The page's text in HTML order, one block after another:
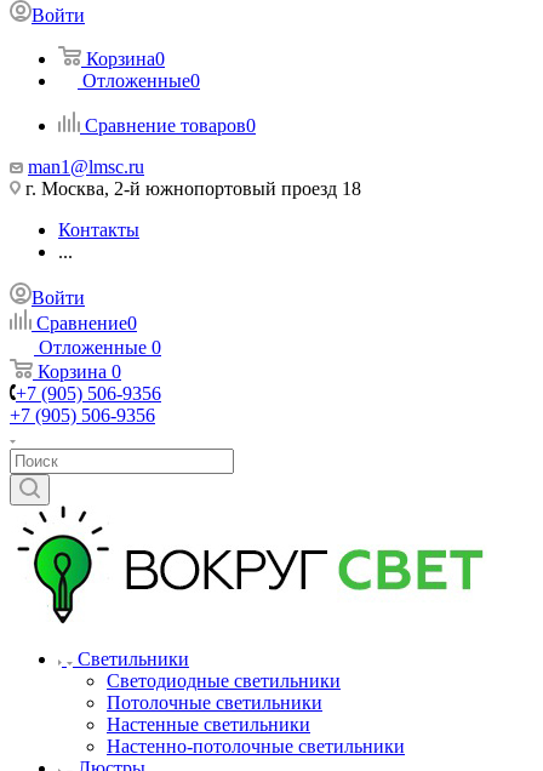
Войти
Корзина0
Отложенные0
Сравнение товаров0
man1@lmsc.ru
г. Москва, 2-й южнопортовый проезд 18
Контакты
...
Войти
Сравнение0
Отложенные 0
Корзина 0
+7 (905) 506-9356
+7 (905) 506-9356
Светильники
Светодиодные светильники
Потолочные светильники
Настенные светильники
Настенно-потолочные светильники